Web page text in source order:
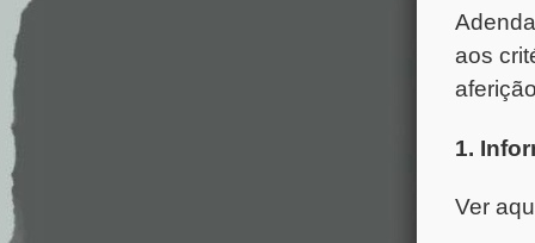
aos
1.
Ver